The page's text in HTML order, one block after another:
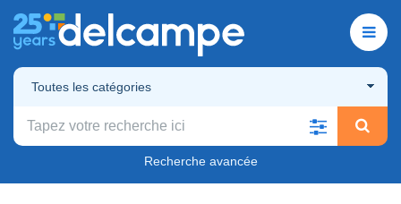
Toutes les catégories
Recherche avancée